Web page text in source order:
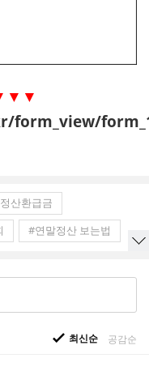
산환급금
#연말정산 보는법
최신순 공감순